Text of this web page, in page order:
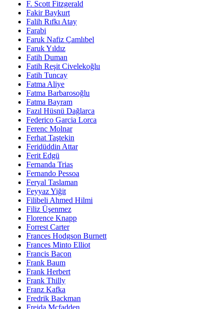
F. Scott Fitzgerald
Fakir Baykurt
Falih Rıfkı Atay
Farabi
Faruk Nafiz Çamlıbel
Faruk Yıldız
Fatih Duman
Fatih Reşit Civelekoğlu
Fatih Tuncay
Fatma Aliye
Fatma Barbarosoğlu
Fatma Bayram
Fazıl Hüsnü Dağlarca
Federico Garcia Lorca
Ferenc Molnar
Ferhat Taştekin
Feridüddin Attar
Ferit Edgü
Fernanda Trias
Fernando Pessoa
Feryal Taslaman
Feyyaz Yiğit
Filibeli Ahmed Hilmi
Filiz Üşenmez
Florence Knapp
Forrest Carter
Frances Hodgson Burnett
Frances Minto Elliot
Francis Bacon
Frank Baum
Frank Herbert
Frank Thilly
Franz Kafka
Fredrik Backman